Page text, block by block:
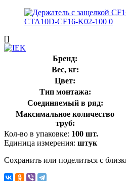
[]
Бренд:
Вес, кг:
Цвет:
Тип монтажа:
Соединяемый в ряд:
Максимальное количество
труб:
Кол-во в упаковке: 100 шт.
Единица измерения: штук
Сохранить или поделиться с